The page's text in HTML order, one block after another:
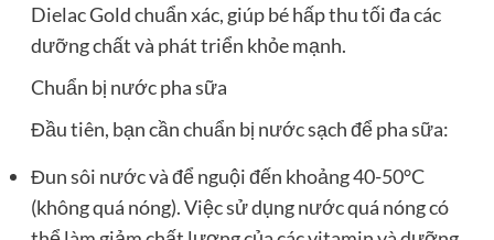
Dielac Gold chuẩn xác, giúp bé hấp thu tối đa các
dưỡng chất và phát triển khỏe mạnh.
Chuẩn bị nước pha sữa
Đầu tiên, bạn cần chuẩn bị nước sạch để pha sữa:
Đun sôi nước và để nguội đến khoảng 40-50°C
(không quá nóng). Việc sử dụng nước quá nóng có